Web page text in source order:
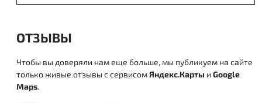
ОТЗЫВЫ
Чтобы вы доверяли нам еще больше, мы публикуем на сайте
только живые отзывы с сервисомЯндекс.Карты и Google
Maps.